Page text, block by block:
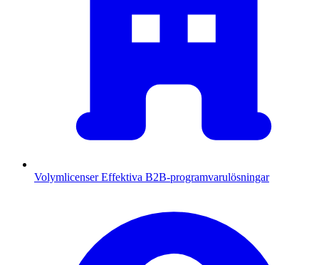
Volymlicenser Effektiva B2B-programvarulösningar